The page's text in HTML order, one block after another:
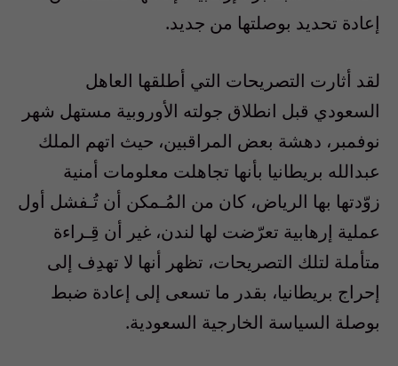
إعادة تحديد بوصلتها من جديد.
لقد أثارت التصريحات التي أطلقها العاهل
السعودي قبل انطلاق جولته الأوروبية مستهل شهر
نوفمبر، دهشة بعض المراقبين، حيث اتهم الملك
عبدالله بريطانيا بأنها تجاهلت معلومات أمنية
زوّدتها بها الرياض، كان من المُـمكن أن تُـفشل أول
عملية إرهابية تعرّضت لها لندن، غير أن قِـراءة
متأملة لتلك التصريحات، تظهر أنها لا تهدِف إلى
إحراج بريطانيا، بقدر ما تسعى إلى إعادة ضبط
بوصلة السياسة الخارجية السعودية.